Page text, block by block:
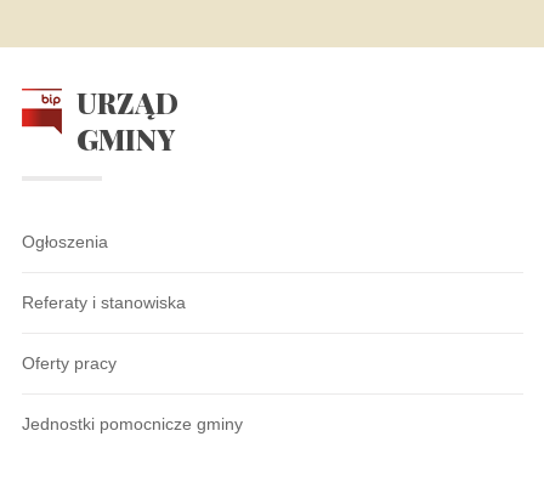
URZĄD
GMINY
Ogłoszenia
Referaty i stanowiska
Oferty pracy
Jednostki pomocnicze gminy